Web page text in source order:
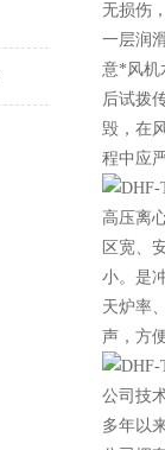
无损伤
一层润
意*风机
后试拨
毁，在
程中应
高压离
区宽、
小。是
天炉率
声，方
公司技
多年以